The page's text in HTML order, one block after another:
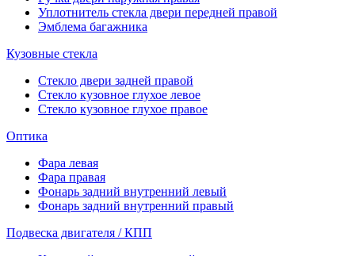
Уплотнитель стекла двери передней правой
Эмблема багажника
Кузовные стекла
Стекло двери задней правой
Стекло кузовное глухое левое
Стекло кузовное глухое правое
Оптика
Фара левая
Фара правая
Фонарь задний внутренний левый
Фонарь задний внутренний правый
Подвеска двигателя / КПП